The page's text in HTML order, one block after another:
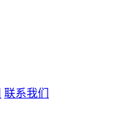
联系我们